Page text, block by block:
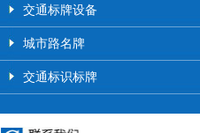
交通标牌设备
城市路名牌
交通标识标牌